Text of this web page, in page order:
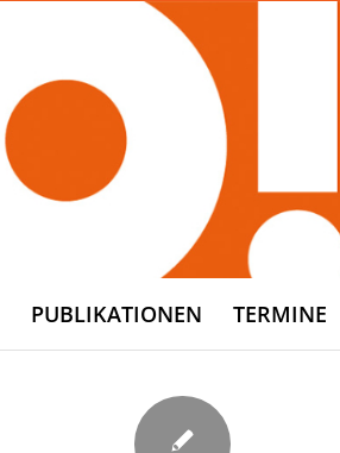
PUBLIKATIONEN TERMINE